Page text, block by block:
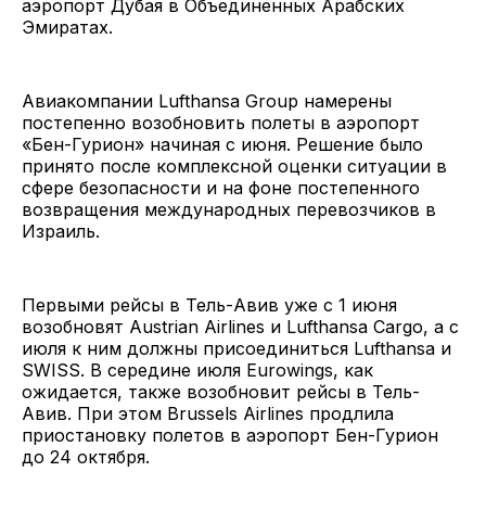
аэропорт Дубая в Объединенных Арабских
Эмиратах.
Авиакомпании Lufthansa Group намерены
постепенно возобновить полеты в аэропорт
«Бен-Гурион» начиная с июня. Решение было
принято после комплексной оценки ситуации в
сфере безопасности и на фоне постепенного
возвращения международных перевозчиков в
Израиль.
Первыми рейсы в Тель-Авив уже с 1 июня
возобновят Austrian Airlines и Lufthansa Cargo, а с
июля к ним должны присоединиться Lufthansa и
SWISS. В середине июля Eurowings, как
ожидается, также возобновит рейсы в Тель-
Авив. При этом Brussels Airlines продлила
приостановку полетов в аэропорт Бен-Гурион
до 24 октября.